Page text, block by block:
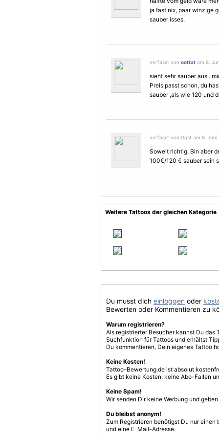
ja fast nix, paar winzige
sauber isses.
verfasst von oottat am 8.
sieht sehr sauber aus .
Preis passt schon, du
sauber ,als wie 120 und
verfasst von Gast am 8. Juni
Soweit richtig. Bin aber
100€/120 € sauber sein
Weitere Tattoos der gleichen Kategorie
Du musst dich einloggen oder
Bewerten oder Kommentieren zu
Warum registrieren?
Als registrierter Besucher kannst Du
Suchfunktion für Tattoos und erhältst
Du kommentieren, Dein eigenes Tattoo
Keine Kosten!
Tattoo-Bewertung.de ist absolut
Es gibt keine Kosten, keine Abo-Fallen
Keine Spam!
Wir senden Dir keine Werbung und
Du bleibst anonym!
Zum Registrieren benötigst Du nur einen
und eine E-Mail-Adresse.